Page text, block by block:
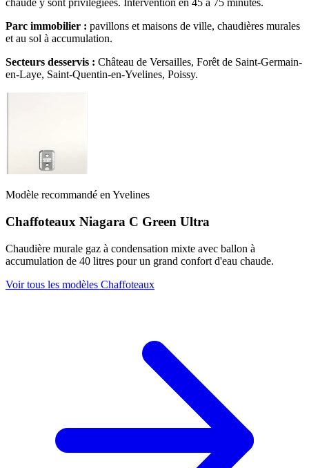
chaude y sont privilégiées. Intervention en 45 à 75 minutes.
Parc immobilier : pavillons et maisons de ville, chaudières murales
et au sol à accumulation.
Secteurs desservis : Château de Versailles, Forêt de Saint-Germain-
en-Laye, Saint-Quentin-en-Yvelines, Poissy.
Modèle recommandé en Yvelines
Chaffoteaux Niagara C Green Ultra
Chaudière murale gaz à condensation mixte avec ballon à
accumulation de 40 litres pour un grand confort d'eau chaude.
Voir tous les modèles Chaffoteaux